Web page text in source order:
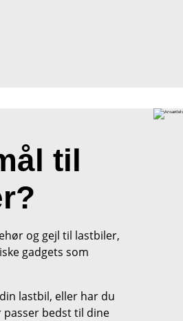
til
og gejl til lastbiler,
gadgets som
lastbil, eller har du
bedst til dine